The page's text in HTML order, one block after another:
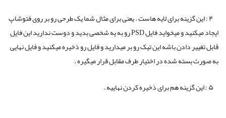
۴ : این گزینه برای لایه هاست . یعنی برای مثال شما یک طرحی رو بر روی فتوشاپ
ایجاد میکنید و میخواید فایل PSD رو به یه شخصی بدید و دوست ندارید این فایل
قابل تغییر دادن باشه این تیک رو بر میدارید و فایل رو ذخیره میکنید و فایل نهایی
به صورت بسته شده در اختیار طرف مقابل قرار میگیره .
۵ : این گزینه هم برای ذخیره کردن نهاییه .